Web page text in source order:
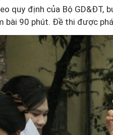
quy định của Bộ GD&ĐT,
bài 90 phút. Đề thi được
Doanh nghiệp
"điểm nghẽn"
An toàn